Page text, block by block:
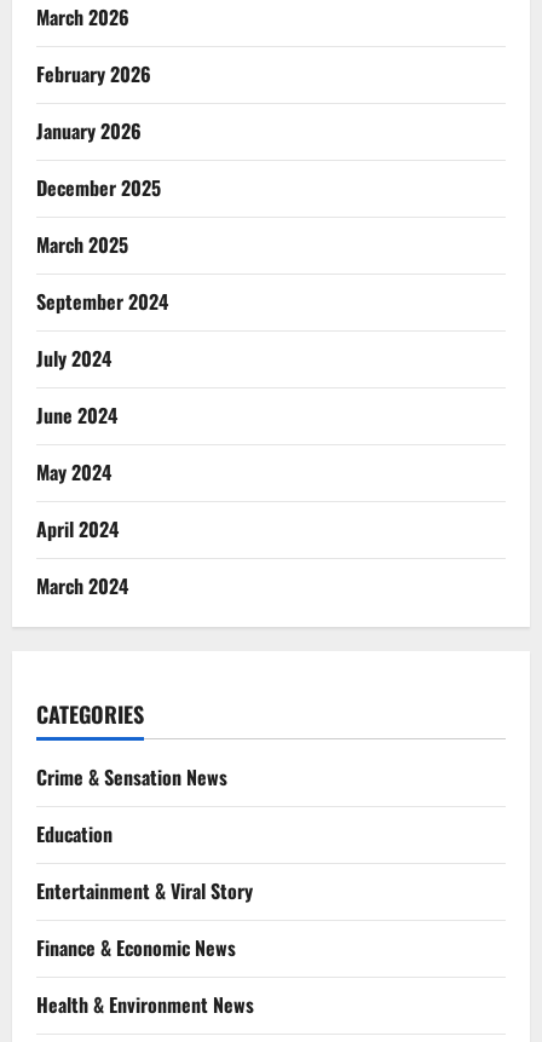
March 2026
February 2026
January 2026
December 2025
March 2025
September 2024
July 2024
June 2024
May 2024
April 2024
March 2024
CATEGORIES
Crime & Sensation News
Education
Entertainment & Viral Story
Finance & Economic News
Health & Environment News